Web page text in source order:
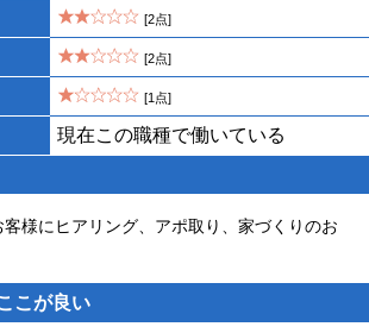
[2点]
[2点]
[1点]
現在この職種で働いている
客様にヒアリング、アポ取り、家づくりのお
こが良い